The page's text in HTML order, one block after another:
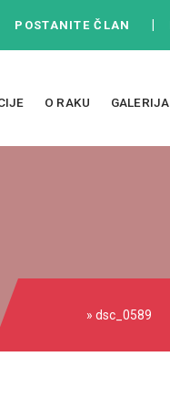
POSTANITE ČLAN
O RAKU GALERIJA
» dsc_0589